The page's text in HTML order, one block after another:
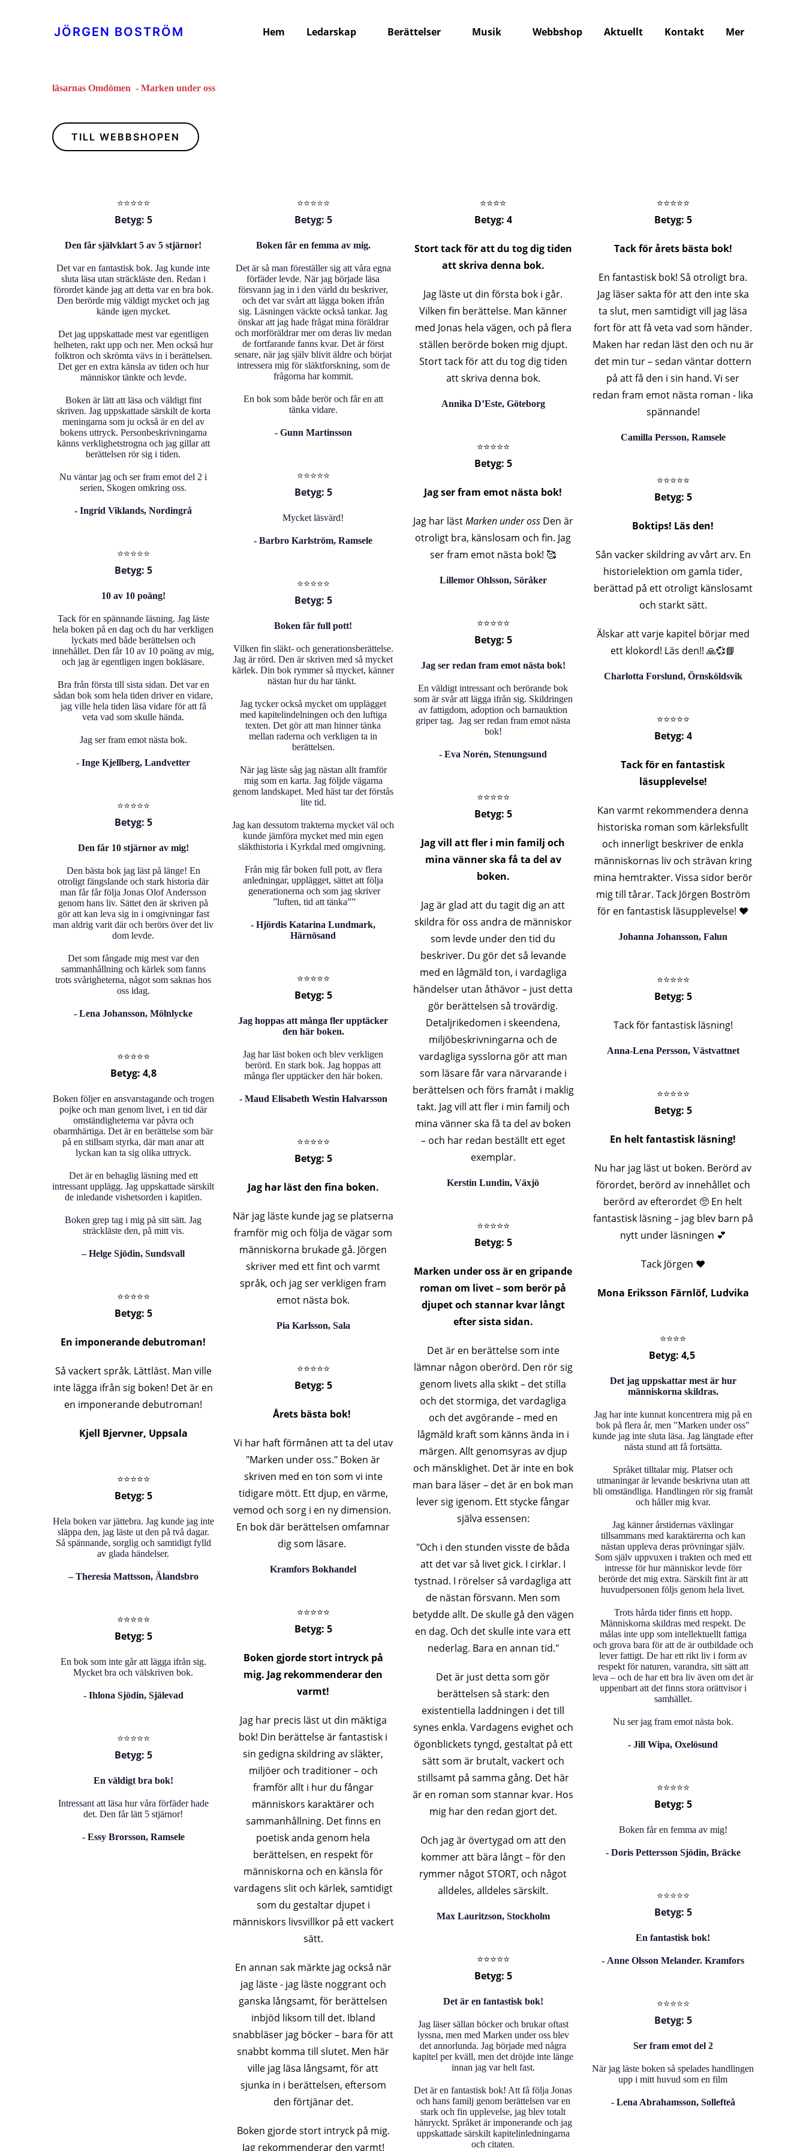
JÖRGEN BOSTRÖM Hem Ledarskap Berättelser Musik Webbshop Aktuellt Kontakt Mer
läsarnas Omdömen - Marken under oss
TILL WEBBSHOPEN
⭐️⭐️⭐️⭐️⭐️
Betyg: 5
Den får självklart 5 av 5 stjärnor!
Det var en fantastisk bok. Jag kunde inte
sluta läsa utan sträckläste den. Redan i
förordet kände jag att detta var en bra bok.
Den berörde mig väldigt mycket och jag
kände igen mycket.
Det jag uppskattade mest var egentligen
helheten, rakt upp och ner. Men också hur
folktron och skrömta vävs in i berättelsen.
Det ger en extra känsla av tiden och hur
människor tänkte och levde.
Boken är lätt att läsa och väldigt fint
skriven. Jag uppskattade särskilt de korta
meningarna som ju också är en del av
bokens uttryck. Personbeskrivningarna
känns verklighetstrogna och jag gillar att
berättelsen rör sig i tiden.
Nu väntar jag och ser fram emot del 2 i
serien, Skogen omkring oss.
- Ingrid Viklands, Nordingrå
⭐️⭐️⭐️⭐️⭐️
Betyg: 5
10 av 10 poäng!
Tack för en spännande läsning. Jag läste
hela boken på en dag och du har verkligen
lyckats med både berättelsen och
innehållet. Den får 10 av 10 poäng av mig,
och jag är egentligen ingen bokläsare.
Bra från första till sista sidan. Det var en
sådan bok som hela tiden driver en vidare,
jag ville hela tiden läsa vidare för att få
veta vad som skulle hända.
Jag ser fram emot nästa bok.
- Inge Kjellberg, Landvetter
⭐️⭐️⭐️⭐️⭐️
Betyg: 5
Den får 10 stjärnor av mig!
Den bästa bok jag läst på länge! En
otroligt fängslande och stark historia där
man får får följa Jonas Olof Andersson
genom hans liv. Sättet den är skriven på
gör att kan leva sig in i omgivningar fast
man aldrig varit där och berörs över det liv
dom levde.
Det som fångade mig mest var den
sammanhållning och kärlek som fanns
trots svårigheterna, något som saknas hos
oss idag.
- Lena Johansson, Mölnlycke
⭐️⭐️⭐️⭐️⭐️
Betyg: 4,8
Boken följer en ansvarstagande och trogen
pojke och man genom livet, i en tid där
omständigheterna var påvra och
obarmhärtiga. Det är en berättelse som bär
på en stillsam styrka, där man anar att
lyckan kan ta sig olika uttryck.
Det är en behaglig läsning med ett
intressant upplägg. Jag uppskattade särskilt
de inledande vishetsorden i kapitlen.
Boken grep tag i mig på sitt sätt. Jag
sträckläste den, på mitt vis.
– Helge Sjödin, Sundsvall
⭐️⭐️⭐️⭐️⭐️
Betyg: 5
En imponerande debutroman!
Så vackert språk. Lättläst. Man ville
inte lägga ifrån sig boken! Det är en
en imponerande debutroman!
Kjell Bjervner, Uppsala
⭐️⭐️⭐️⭐️⭐️
Betyg: 5
Hela boken var jättebra. Jag kunde jag inte
släppa den, jag läste ut den på två dagar.
Så spännande, sorglig och samtidigt fylld
av glada händelser.
– Theresia Mattsson, Älandsbro
⭐️⭐️⭐️⭐️⭐️
Betyg: 5
En bok som inte går att lägga ifrån sig.
Mycket bra och välskriven bok.
- Ihlona Sjödin, Själevad
⭐️⭐️⭐️⭐️⭐️
Betyg: 5
En väldigt bra bok!
Intressant att läsa hur våra förfäder hade
det. Den får lätt 5 stjärnor!
- Essy Brorsson, Ramsele
⭐️⭐️⭐️⭐️⭐️
Betyg: 5
Boken får en femma av mig.
Det är så man föreställer sig att våra egna
förfäder levde. När jag började läsa
försvann jag in i den värld du beskriver,
och det var svårt att lägga boken ifrån
sig. Läsningen väckte också tankar. Jag
önskar att jag hade frågat mina föräldrar
och morföräldrar mer om deras liv medan
de fortfarande fanns kvar. Det är först
senare, när jag själv blivit äldre och börjat
intressera mig för släktforskning, som de
frågorna har kommit.
En bok som både berör och får en att
tänka vidare.
- Gunn Martinsson
⭐️⭐️⭐️⭐️⭐️
Betyg: 5
Mycket läsvärd!
- Barbro Karlström, Ramsele
⭐️⭐️⭐️⭐️⭐️
Betyg: 5
Boken får full pott!
Vilken fin släkt- och generationsberättelse.
Jag är rörd. Den är skriven med så mycket
kärlek. Din bok rymmer så mycket, känner
nästan hur du har tänkt.
Jag tycker också mycket om upplägget
med kapitelindelningen och den luftiga
texten. Det gör att man hinner tänka
mellan raderna och verkligen ta in
berättelsen.
När jag läste såg jag nästan allt framför
mig som en karta. Jag följde vägarna
genom landskapet. Med häst tar det förstås
lite tid.
Jag kan dessutom trakterna mycket väl och
kunde jämföra mycket med min egen
släkthistoria i Kyrkdal med omgivning.
Från mig får boken full pott, av flera
anledningar, upplägget, sättet att följa
generationerna och som jag skriver
”luften, tid att tänka””
- Hjördis Katarina Lundmark,
Härnösand
⭐️⭐️⭐️⭐️⭐️
Betyg: 5
Jag hoppas att många fler upptäcker
den här boken.
Jag har läst boken och blev verkligen
berörd. En stark bok. Jag hoppas att
många fler upptäcker den här boken.
- Maud Elisabeth Westin Halvarsson
⭐️⭐️⭐️⭐️⭐️
Betyg: 5
Jag har läst den fina boken.
När jag läste kunde jag se platserna
framför mig och följa de vägar som
människorna brukade gå. Jörgen
skriver med ett fint och varmt
språk, och jag ser verkligen fram
emot nästa bok.
Pia Karlsson, Sala
⭐️⭐️⭐️⭐️⭐️
Betyg: 5
Årets bästa bok!
Vi har haft förmånen att ta del utav
"Marken under oss." Boken är
skriven med en ton som vi inte
tidigare mött. Ett djup, en värme,
vemod och sorg i en ny dimension.
En bok där berättelsen omfamnar
dig som läsare.
Kramfors Bokhandel
⭐️⭐️⭐️⭐️⭐️
Betyg: 5
Boken gjorde stort intryck på
mig. Jag rekommenderar den
varmt!
Jag har precis läst ut din mäktiga
bok! Din berättelse är fantastisk i
sin gedigna skildring av släkter,
miljöer och traditioner – och
framför allt i hur du fångar
människors karaktärer och
sammanhållning. Det finns en
poetisk anda genom hela
berättelsen, en respekt för
människorna och en känsla för
vardagens slit och kärlek, samtidigt
som du gestaltar djupet i
människors livsvillkor på ett vackert
sätt.
En annan sak märkte jag också när
jag läste - jag läste noggrant och
ganska långsamt, för berättelsen
inbjöd liksom till det. Ibland
snabbläser jag böcker – bara för att
snabbt komma till slutet. Men här
ville jag läsa långsamt, för att
sjunka in i berättelsen, eftersom
den förtjänar det.
Boken gjorde stort intryck på mig.
Jag rekommenderar den varmt!
⭐️⭐️⭐️⭐️
Betyg: 4
Stort tack för att du tog dig tiden
att skriva denna bok.
Jag läste ut din första bok i går.
Vilken fin berättelse. Man känner
med Jonas hela vägen, och på flera
ställen berörde boken mig djupt.
Stort tack för att du tog dig tiden
att skriva denna bok.
Annika D’Este, Göteborg
⭐️⭐️⭐️⭐️⭐️
Betyg: 5
Jag ser fram emot nästa bok!
Jag har lästMarken under ossDen är
otroligt bra, känslosam och fin. Jag
ser fram emot nästa bok! 🥰
Lillemor Ohlsson, Söråker
⭐️⭐️⭐️⭐️⭐️
Betyg: 5
Jag ser redan fram emot nästa bok!
En väldigt intressant och berörande bok
som är svår att lägga ifrån sig. Skildringen
av fattigdom, adoption och barnauktion
griper tag. Jag ser redan fram emot nästa
bok!
- Eva Norén, Stenungsund
⭐️⭐️⭐️⭐️⭐️
Betyg: 5
Jag vill att fler i min familj och
mina vänner ska få ta del av
boken.
Jag är glad att du tagit dig an att
skildra för oss andra de människor
som levde under den tid du
beskriver. Du gör det så levande
med en lågmäld ton, i vardagliga
händelser utan åthävor – just detta
gör berättelsen så trovärdig.
Detaljrikedomen i skeendena,
miljöbeskrivningarna och de
vardagliga sysslorna gör att man
som läsare får vara närvarande i
berättelsen och förs framåt i maklig
takt. Jag vill att fler i min familj och
mina vänner ska få ta del av boken
– och har redan beställt ett eget
exemplar.
Kerstin Lundin, Växjö
⭐️⭐️⭐️⭐️⭐️
Betyg: 5
Marken under oss är en gripande
roman om livet – som berör på
djupet och stannar kvar långt
efter sista sidan.
Det är en berättelse som inte
lämnar någon oberörd. Den rör sig
genom livets alla skikt – det stilla
och det stormiga, det vardagliga
och det avgörande – med en
lågmäld kraft som känns ända in i
märgen. Allt genomsyras av djup
och mänsklighet. Det är inte en bok
man bara läser – det är en bok man
lever sig igenom. Ett stycke fångar
själva essensen:
"Och i den stunden visste de båda
att det var så livet gick. I cirklar. I
tystnad. I rörelser så vardagliga att
de nästan försvann. Men som
betydde allt. De skulle gå den vägen
en dag. Och det skulle inte vara ett
nederlag. Bara en annan tid."
Det är just detta som gör
berättelsen så stark: den
existentiella laddningen i det till
synes enkla. Vardagens evighet och
ögonblickets tyngd, gestaltat på ett
sätt som är brutalt, vackert och
stillsamt på samma gång. Det här
är en roman som stannar kvar. Hos
mig har den redan gjort det.
Och jag är övertygad om att den
kommer att bära långt – för den
rymmer något STORT, och något
alldeles, alldeles särskilt.
Max Lauritzson, Stockholm
⭐️⭐️⭐️⭐️⭐️
Betyg: 5
Det är en fantastisk bok!
Jag läser sällan böcker och brukar oftast
lyssna, men med Marken under oss blev
det annorlunda. Jag började med några
kapitel per kväll, men det dröjde inte länge
innan jag var helt fast.
Det är en fantastisk bok! Att få följa Jonas
och hans familj genom berättelsen var en
stark och fin upplevelse, jag blev totalt
hänryckt. Språket är imponerande och jag
uppskattade särskilt kapitelinledningarna
och citaten.
⭐️⭐️⭐️⭐️⭐️
Betyg: 5
Tack för årets bästa bok!
En fantastisk bok! Så otroligt bra.
Jag läser sakta för att den inte ska
ta slut, men samtidigt vill jag läsa
fort för att få veta vad som händer.
Maken har redan läst den och nu är
det min tur – sedan väntar dottern
på att få den i sin hand. Vi ser
redan fram emot nästa roman - lika
spännande!
Camilla Persson, Ramsele
⭐️⭐️⭐️⭐️⭐️
Betyg: 5
Boktips! Läs den!
Sån vacker skildring av vårt arv. En
historielektion om gamla tider,
berättad på ett otroligt känslosamt
och starkt sätt.
Älskar att varje kapitel börjar med
ett klokord! Läs den!! 🙏💞📘
Charlotta Forslund, Örnsköldsvik
⭐️⭐️⭐️⭐️⭐️
Betyg: 4
Tack för en fantastisk
läsupplevelse!
Kan varmt rekommendera denna
historiska roman som kärleksfullt
och innerligt beskriver de enkla
människornas liv och strävan kring
mina hemtrakter. Vissa sidor berör
mig till tårar. Tack Jörgen Boström
för en fantastisk läsupplevelse! ❤️
Johanna Johansson, Falun
⭐️⭐️⭐️⭐️⭐️
Betyg: 5
Tack för fantastisk läsning!
Anna-Lena Persson, Västvattnet
⭐️⭐️⭐️⭐️⭐️
Betyg: 5
En helt fantastisk läsning!
Nu har jag läst ut boken. Berörd av
förordet, berörd av innehållet och
berörd av efterordet 🥺 En helt
fantastisk läsning – jag blev barn på
nytt under läsningen 💕
Tack Jörgen ❤️
Mona Eriksson Färnlöf, Ludvika
⭐️⭐️⭐️⭐️
Betyg: 4,5
Det jag uppskattar mest är hur
människorna skildras.
Jag har inte kunnat koncentrera mig på en
bok på flera år, men "Marken under oss"
kunde jag inte sluta läsa. Jag längtade efter
nästa stund att få fortsätta.
Språket tilltalar mig. Platser och
utmaningar är levande beskrivna utan att
bli omständliga. Handlingen rör sig framåt
och håller mig kvar.
Jag känner årstidernas växlingar
tillsammans med karaktärerna och kan
nästan uppleva deras prövningar själv.
Som själv uppvuxen i trakten och med ett
intresse för hur människor levde förr
berörde det mig extra. Särskilt fint är att
huvudpersonen följs genom hela livet.
Trots hårda tider finns ett hopp.
Människorna skildras med respekt. De
målas inte upp som intellektuellt fattiga
och grova bara för att de är outbildade och
lever fattigt. De har ett rikt liv i form av
respekt för naturen, varandra, sitt sätt att
leva – och de har ett bra liv även om det är
uppenbart att det finns stora orättvisor i
samhället.
Nu ser jag fram emot nästa bok.
- Jill Wipa, Oxelösund
⭐️⭐️⭐️⭐️⭐️
Betyg: 5
Boken får en femma av mig!
- Doris Pettersson Sjödin, Bräcke
⭐️⭐️⭐️⭐️⭐️
Betyg: 5
En fantastisk bok!
- Anne Olsson Melander. Kramfors
⭐️⭐️⭐️⭐️⭐️
Betyg: 5
Ser fram emot del 2
När jag läste boken så spelades handlingen
upp i mitt huvud som en film
- Lena Abrahamsson, Sollefteå